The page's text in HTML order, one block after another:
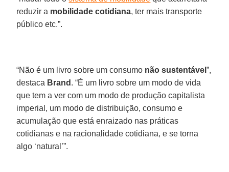
reduzir a mobilidade cotidiana, ter mais transporte
público etc.”.
“Não é um livro sobre um consumo não sustentável”,
destaca Brand . “É um livro sobre um modo de vida
que tem a ver com um modo de produção capitalista
imperial, um modo de distribuição, consumo e
acumulação que está enraizado nas práticas
cotidianas e na racionalidade cotidiana, e se torna
algo ‘natural’”.